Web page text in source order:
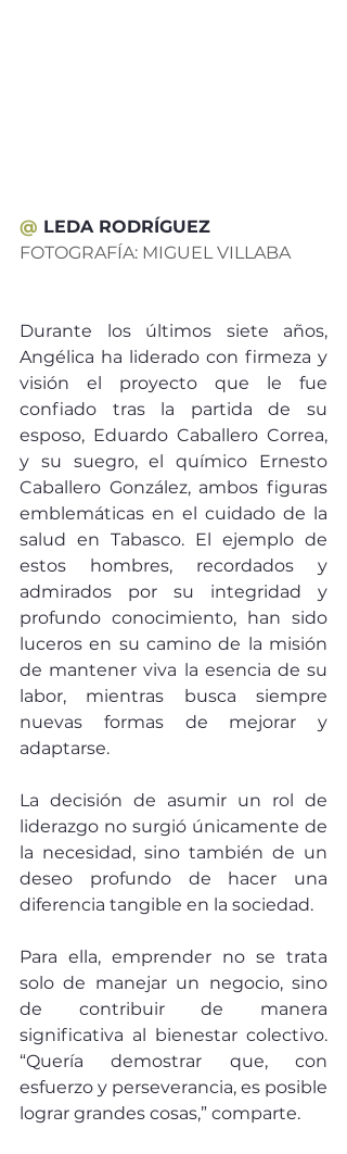
@ LEDA RODRÍGUEZ
FOTOGRAFÍA: MIGUEL VILLABA
Durante los últimos siete años,
Angélica ha liderado con firmeza y
visión el proyecto que le fue
confiado tras la partida de su
esposo, Eduardo Caballero Correa,
y su suegro, el químico Ernesto
Caballero González, ambos figuras
emblemáticas en el cuidado de la
salud en Tabasco. El ejemplo de
estos hombres, recordados y
admirados por su integridad y
profundo conocimiento, han sido
luceros en su camino de la misión
de mantener viva la esencia de su
labor, mientras busca siempre
nuevas formas de mejorar y
adaptarse.
La decisión de asumir un rol de
liderazgo no surgió únicamente de
la necesidad, sino también de un
deseo profundo de hacer una
diferencia tangible en la sociedad.
Para ella, emprender no se trata
solo de manejar un negocio, sino
de contribuir de manera
significativa al bienestar colectivo.
“Quería demostrar que, con
esfuerzo y perseverancia, es posible
lograr grandes cosas,” comparte.